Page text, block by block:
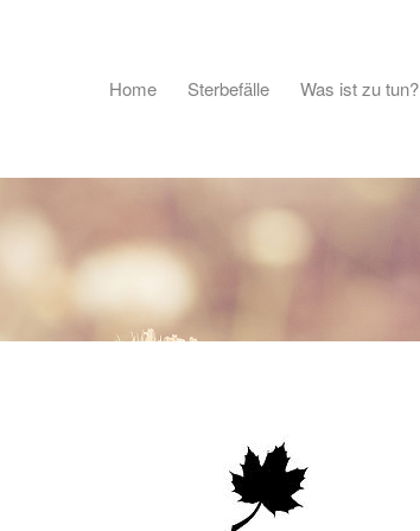
Home Sterbefälle Was ist zu tun?